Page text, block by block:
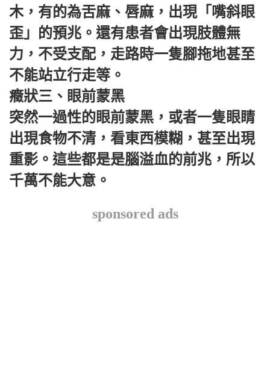
木，有的為舌麻、唇麻，出現「嘴斜眼
歪」的預兆。還有患者會出現肢體無
力，不受支配，走路時一隻腳拖地甚至
不能站立行走等。
癥狀三、眼前蒙黑
突然一過性的眼前蒙黑，或者一隻眼睛
出現食物不清，看東西模糊，甚至出現
重影。這些都是是腦溢血的前兆，所以
千萬不能大意。
sponsored ads